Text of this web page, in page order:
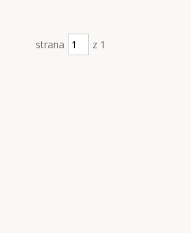
strana z 1